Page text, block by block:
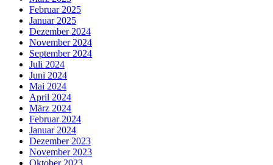
Februar 2025
Januar 2025
Dezember 2024
November 2024
September 2024
Juli 2024
Juni 2024
Mai 2024
April 2024
März 2024
Februar 2024
Januar 2024
Dezember 2023
November 2023